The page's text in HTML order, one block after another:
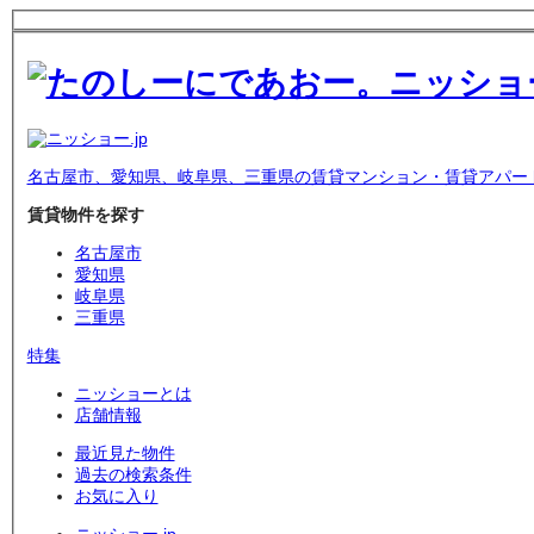
名古屋市、愛知県、岐阜県、三重県の賃貸マンション・賃貸アパー
賃貸物件を探す
名古屋市
愛知県
岐阜県
三重県
特集
ニッショーとは
店舗情報
最近見た物件
過去の検索条件
お気に入り